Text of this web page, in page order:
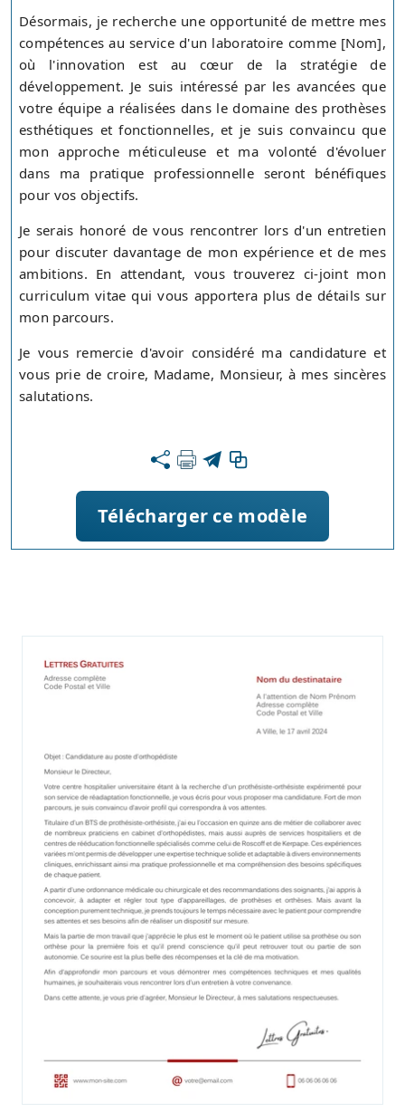
Désormais, je recherche une opportunité de mettre mes
compétences au service d'un laboratoire comme [Nom],
où l'innovation est au cœur de la stratégie de
développement. Je suis intéressé par les avancées que
votre équipe a réalisées dans le domaine des prothèses
esthétiques et fonctionnelles, et je suis convaincu que
mon approche méticuleuse et ma volonté d'évoluer
dans ma pratique professionnelle seront bénéfiques
pour vos objectifs.
Je serais honoré de vous rencontrer lors d'un entretien
pour discuter davantage de mon expérience et de mes
ambitions. En attendant, vous trouverez ci-joint mon
curriculum vitae qui vous apportera plus de détails sur
mon parcours.
Je vous remercie d'avoir considéré ma candidature et
vous prie de croire, Madame, Monsieur, à mes sincères
salutations.
Télécharger ce modèle